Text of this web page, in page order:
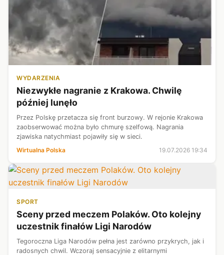
WYDARZENIA
Niezwykłe nagranie z Krakowa. Chwilę
później lunęło
Przez Polskę przetacza się front burzowy. W rejonie Krakowa
zaobserwować można było chmurę szelfową. Nagrania
zjawiska natychmiast pojawiły się w sieci.
Wirtualna Polska
19.07.2026 19:34
SPORT
Sceny przed meczem Polaków. Oto kolejny
uczestnik finałów Ligi Narodów
Tegoroczna Liga Narodów pełna jest zarówno przykrych, jak i
radosnych chwil. Wczoraj sensacyjnie z elitarnymi